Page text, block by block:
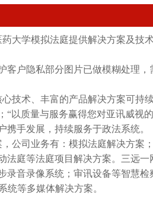
大学模拟法庭提供解决方案及技
户隐私部分图片已做模糊处理，
技术、丰富的产品解决方案可持
“以质量与服务赢得您对亚讯威视
手发展，持续服务于政法系统。
公司业务有：模拟法庭解决方案
法庭等法庭项目解决方案。三远
录音录像系统；审讯设备等智慧
等多媒体解决方案。